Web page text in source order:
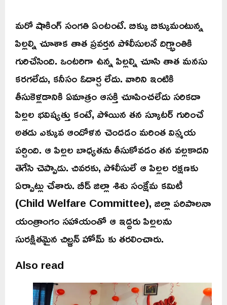
మరో షాకింగ్ సంగతి ఏంటంటే. బిక్కు బిక్కుమంటున్న
పిల్లల్ని చూశాక తాత ప్రవర్తన పోలీసులనే దిగ్భ్రాంతికి
గురిచేసింది. ఒంటరిగా ఉన్న పిల్లల్ని చూసి తాత మనసు
కరగలేదు, కనీసం ఓదార్చ లేదు. వారిని ఇంటికి
తీసుకెళ్లడానికి ఏమాత్రం ఆసక్తి చూపించలేదు సరికదా
పిల్లల భవిష్యత్తు కంటే, పోయిన తన స్కూటర్ గురించే
అతడు ఎక్కువ ఆందోళన చెందడం మరింత విస్మయ
పర్చింది. ఆ పిల్లల బాధ్యతను తీసుకోవడం తన వల్లకాదని
తెగేసి చెప్పాడు. చివరకు, పోలీసులే ఆ పిల్లల రక్షణకు
ఏర్పాట్లు చేశారు. బీడ్ జిల్లా శిశు సంక్షేమ కమిటీ
(Child Welfare Committee), జిల్లా పరిపాలనా
యంత్రాంగం సహాయంతో ఆ ఇద్దరు పిల్లలను
సురక్షితమైన చిల్డ్రన్ హోమ్ కు తరలించారు.
Also read